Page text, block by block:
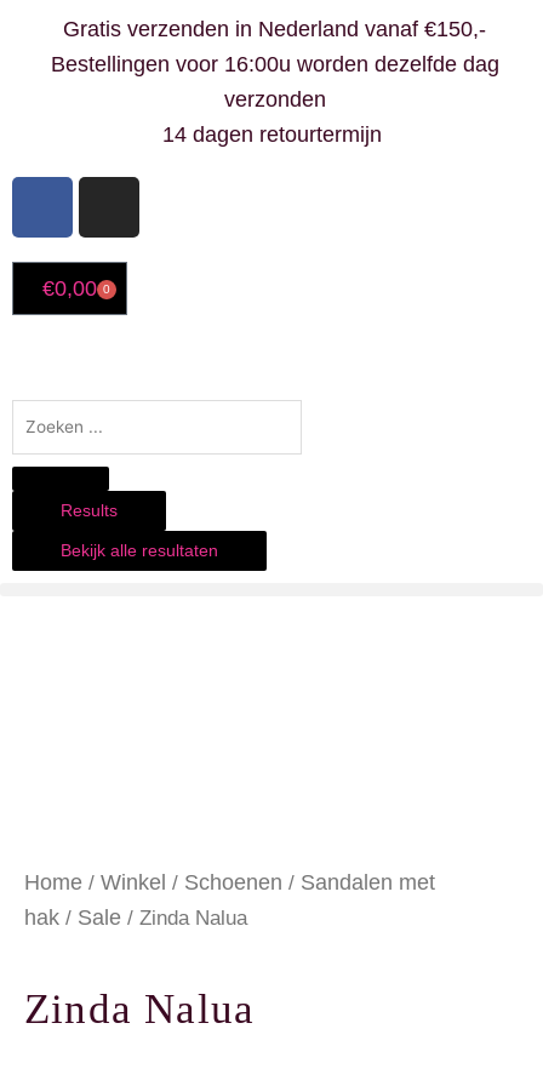
Gratis verzenden in Nederland vanaf €150,-
Bestellingen voor 16:00u worden dezelfde dag
verzonden
14 dagen retourtermijn
e
b
k
-
f
t
a
a
€0,00 0
Winkelwagen
Search
...
Results
Bekijk alle resultaten
Home / Winkel / Schoenen / Sandalen met
hak / Sale / Zinda Nalua
Zinda Nalua